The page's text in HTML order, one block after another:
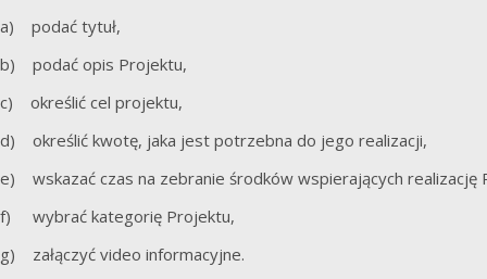
a) podać tytuł,
b) podać opis Projektu,
c) określić cel projektu,
d) określić kwotę, jaka jest potrzebna do jego realizacji,
e) wskazać czas na zebranie środków wspierających realizację
f) wybrać kategorię Projektu,
g) załączyć video informacyjne.